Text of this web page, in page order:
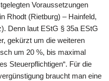
Voraussetzungen
Rhodt (Rietburg) – Hainfeld,
Denn laut EStG § 35a EStG
gekürzt um die weiteren
um 20 %, bis maximal
Steuerpflichtigen“. Für die
braucht man eine